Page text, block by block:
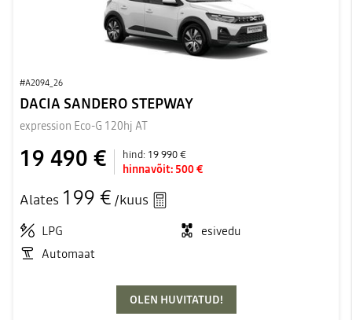
#A2094_26
DACIA SANDERO STEPWAY
expression Eco-G 120hj AT
19 490 € hind: 19 990 €
hinnavõit: 500 €
Alates 199 € /kuus
LPG
esivedu
Automaat
OLEN HUVITATUD!